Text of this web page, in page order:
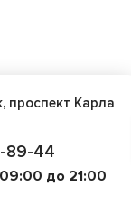
проспект Карла
89-44
до 21:00